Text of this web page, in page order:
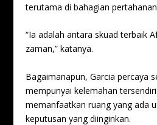
terutama di bahagian
“Ia adalah antara skuad terbaik
zaman,” katanya.
Bagaimanapun, Garcia percaya
mempunyai kelemahan
memanfaatkan ruang yang ada
keputusan yang diinginkan.